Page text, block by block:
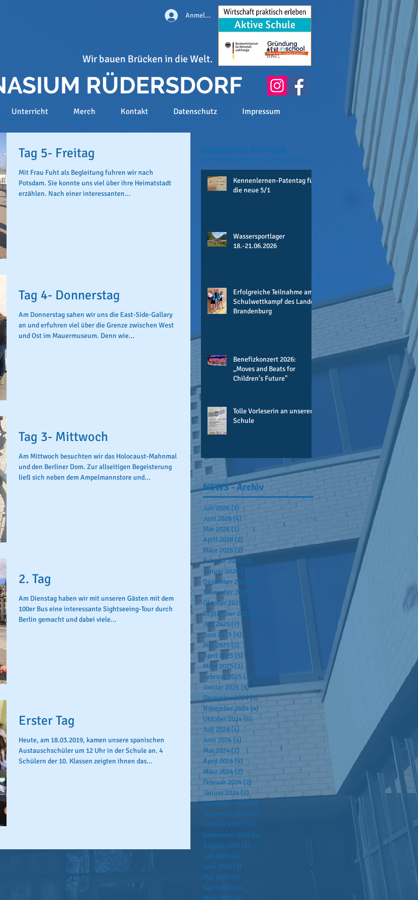
Anmelden
Wir bauen Brücken in die Welt.
RÜDERSDORF
Unterricht Merch Kontakt Datenschutz Impressum
Tag 5- Freitag
Mit Frau Fuht als Begleitung fuhren wir nach
Potsdam. Sie konnte uns viel über ihre Heimatstadt
erzählen. Nach einer interessanten...
Tag 4- Donnerstag
Am Donnerstag sahen wir uns die East-Side-Gallary
an und erfuhren viel über die Grenze zwischen West
und Ost im Mauermuseum. Denn wie...
Tag 3- Mittwoch
Am Mittwoch besuchten wir das Holocaust-Mahnmal
und den Berliner Dom. Zur allseitigen Begeisterung
ließ sich neben dem Ampelmannstore und...
2. Tag
Am Dienstag haben wir mit unseren Gästen mit dem
100er Bus eine interessante Sightseeing-Tour durch
Berlin gemacht und dabei viele...
Erster Tag
Heute, am 18.03.2019, kamen unsere spanischen
Austauschschüler um 12 Uhr in der Schule an. 4
Schülern der 10. Klassen zeigten ihnen das...
Kennenlernen-Patentag für
die neue 5/1
Wassersportlager
18.-21.06.2026
Erfolgreiche Teilnahme am
Schulwettkampf des Landes
Brandenburg
Benefizkonzert 2026:
„Moves and Beats for
Children’s Future"
Tolle Vorleserin an unserer
Schule
NEWS - Archiv
Juli 2026 (1)
Juni 2026 (4)
Mai 2026 (1) 1 Beitrag
April 2026 (2)
März 2026 (2) 2 Beiträge
Februar 2026 (3)
Januar 2026 (2)
Dezember 2025
November 2025
Oktober 2025 (6)
September 2025
Juli 2025 (7)
Juni 2025 (4)
Mai 2025 (2)
April 2025 (6)6 Beiträge
März 2025 (1)
Februar 2025 (3)
Januar 2025 (9)9 Beiträge
Dezember 2024(5)5 Beiträge
November 2024 (4)
Oktober 2024 (6)
Juli 2024 (4) 4 Beiträge
Juni 2024 (4)
Mai 2024 (2)
April 2024 (4)
März 2024 (2)
Februar 2024 (2)
Januar 2024 (2) 2 Beiträge
Dezember 2023 (3)
November 2023 (3)
Oktober 2023 (13)
September 2023 (4)
August 2023 (1)
Juli 2023 (2)
Juni 2023 (3)
Mai 2023 (2)
April 2023 (4)
März 2023 (4)